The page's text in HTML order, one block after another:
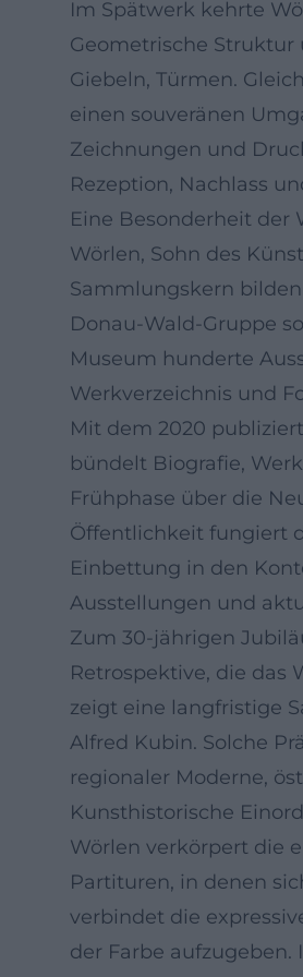
Im Spätwerk kehrte
Geometrische Struktur
Giebeln, Türmen.
einen souveränen
Zeichnungen und
Rezeption, Nachlass
Eine Besonderheit der
Wörlen, Sohn des
Sammlungskern bilden
Donau‑Wald‑Gruppe
Museum hunderte
Werkverzeichnis und
Mit dem 2020
bündelt Biografie,
Frühphase über die
Öffentlichkeit fungiert
Einbettung in den
Ausstellungen und
Zum 30‑jährigen
Retrospektive, die das
zeigt eine langfristige
Alfred Kubin. Solche
regionaler Moderne,
Kunsthistorische
Wörlen verkörpert die
Partituren, in denen
verbindet die
der Farbe